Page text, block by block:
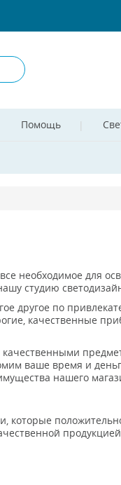
Помощь
необходимое для
студию
другое по
качественные
ваше время и
нашего
которые